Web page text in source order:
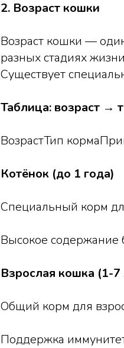
2. Возраст кошки
Возраст кошки —
разных стадиях
Существует
Таблица: возраст →
ВозрастТип
Котёнок (до 1 года)
Специальный корм
Высокое содержание
Взрослая кошка (1-7
Общий корм для
Поддержка